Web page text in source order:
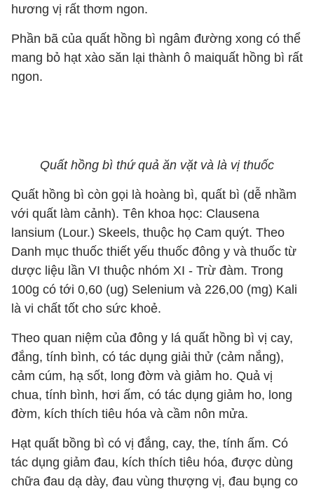
hương vị rất thơm ngon.
Phần bã của quất hồng bì ngâm đường xong có thể
mang bỏ hạt xào săn lại thành ô maiquất hồng bì rất
ngon.
Quất hồng bì thứ quả ăn vặt và là vị thuốc
Quất hồng bì còn gọi là hoàng bì, quất bì (dễ nhầm
với quất làm cảnh). Tên khoa học: Clausena
lansium (Lour.) Skeels, thuộc họ Cam quýt. Theo
Danh mục thuốc thiết yếu thuốc đông y và thuốc từ
dược liệu lần VI thuộc nhóm XI - Trừ đàm. Trong
100g có tới 0,60 (ug) Selenium và 226,00 (mg) Kali
là vi chất tốt cho sức khoẻ.
Theo quan niệm của đông y lá quất hồng bì vị cay,
đắng, tính bình, có tác dụng giải thử (cảm nắng),
cảm cúm, hạ sốt, long đờm và giảm ho. Quả vị
chua, tính bình, hơi ấm, có tác dụng giảm ho, long
đờm, kích thích tiêu hóa và cầm nôn mửa.
Hạt quất bồng bì có vị đắng, cay, the, tính ấm. Có
tác dụng giảm đau, kích thích tiêu hóa, được dùng
chữa đau dạ dày, đau vùng thượng vị, đau bụng co